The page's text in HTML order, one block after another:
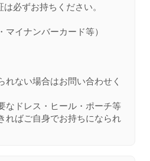
必ずお持ちください。
イナンバーカード等）
ない場合はお問い合わせく
なドレス・ヒール・ポーチ等
ればご自身でお持ちになられ